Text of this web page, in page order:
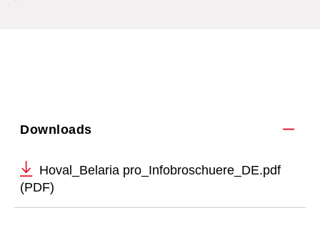
Downloads
Hoval_Belaria pro_Infobroschuere_DE.pdf
(PDF)